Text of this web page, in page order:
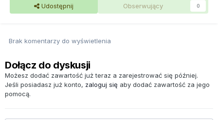
Udostępnij Obserwujący 0
Brak komentarzy do wyświetlenia
Dołącz do dyskusji
Możesz dodać zawartość już teraz a zarejestrować się później.
Jeśli posiadasz już konto, zaloguj się aby dodać zawartość za jego
pomocą.